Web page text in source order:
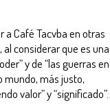
a Café Tacvba en otras
considerar que es una
y de “las guerras en
mundo, más justo,
valor” y “significado”.